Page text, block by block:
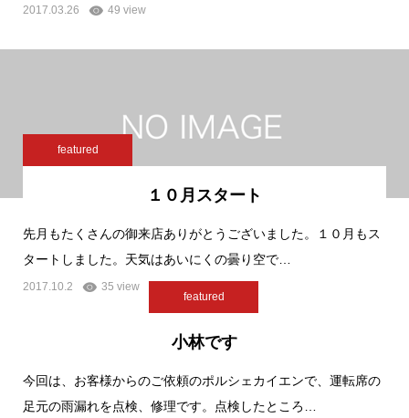
2017.03.26 49 view
featured
１０月スタート
先月もたくさんの御来店ありがとうございました。１０月もス
タートしました。天気はあいにくの曇り空で…
2017.10.2 35 view
featured
小林です
今回は、お客様からのご依頼のポルシェカイエンで、運転席の
足元の雨漏れを点検、修理です。点検したところ…